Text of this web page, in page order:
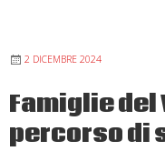
2 DICEMBRE 2024
Famiglie del
percorso di